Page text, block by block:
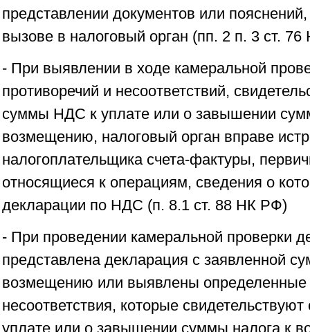
представлении документов или
вызове в налоговый орган (пп. 2 п. 3 ст.
- При выявлении в ходе камеральной
противоречий и несоответствий,
суммы НДС к уплате или о завышении
возмещению, налоговый орган вправе
налогоплательщика счета-фактуры,
относящиеся к операциям, сведения о
декларации по НДС (п. 8.1 ст. 88 НК РФ)
- При проведении камеральной проверки
представлена декларация с заявленной
возмещению или выявлены определенные
несоответствия, которые
уплате или о завышении суммы налога к